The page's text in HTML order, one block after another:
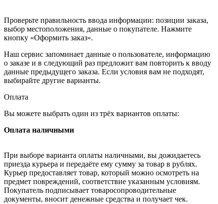
Проверьте правильность ввода информации: позиции заказа,
выбор местоположения, данные о покупателе. Нажмите
кнопку «Оформить заказ».
Наш сервис запоминает данные о пользователе, информацию
о заказе и в следующий раз предложит вам повторить к вводу
данные предыдущего заказа. Если условия вам не подходят,
выбирайте другие варианты.
Оплата
Вы можете выбрать один из трёх вариантов оплаты:
Оплата наличными
При выборе варианта оплаты наличными, вы дожидаетесь
приезда курьера и передаёте ему сумму за товар в рублях.
Курьер предоставляет товар, который можно осмотреть на
предмет повреждений, соответствие указанным условиям.
Покупатель подписывает товаросопроводительные
документы, вносит денежные средства и получает чек.